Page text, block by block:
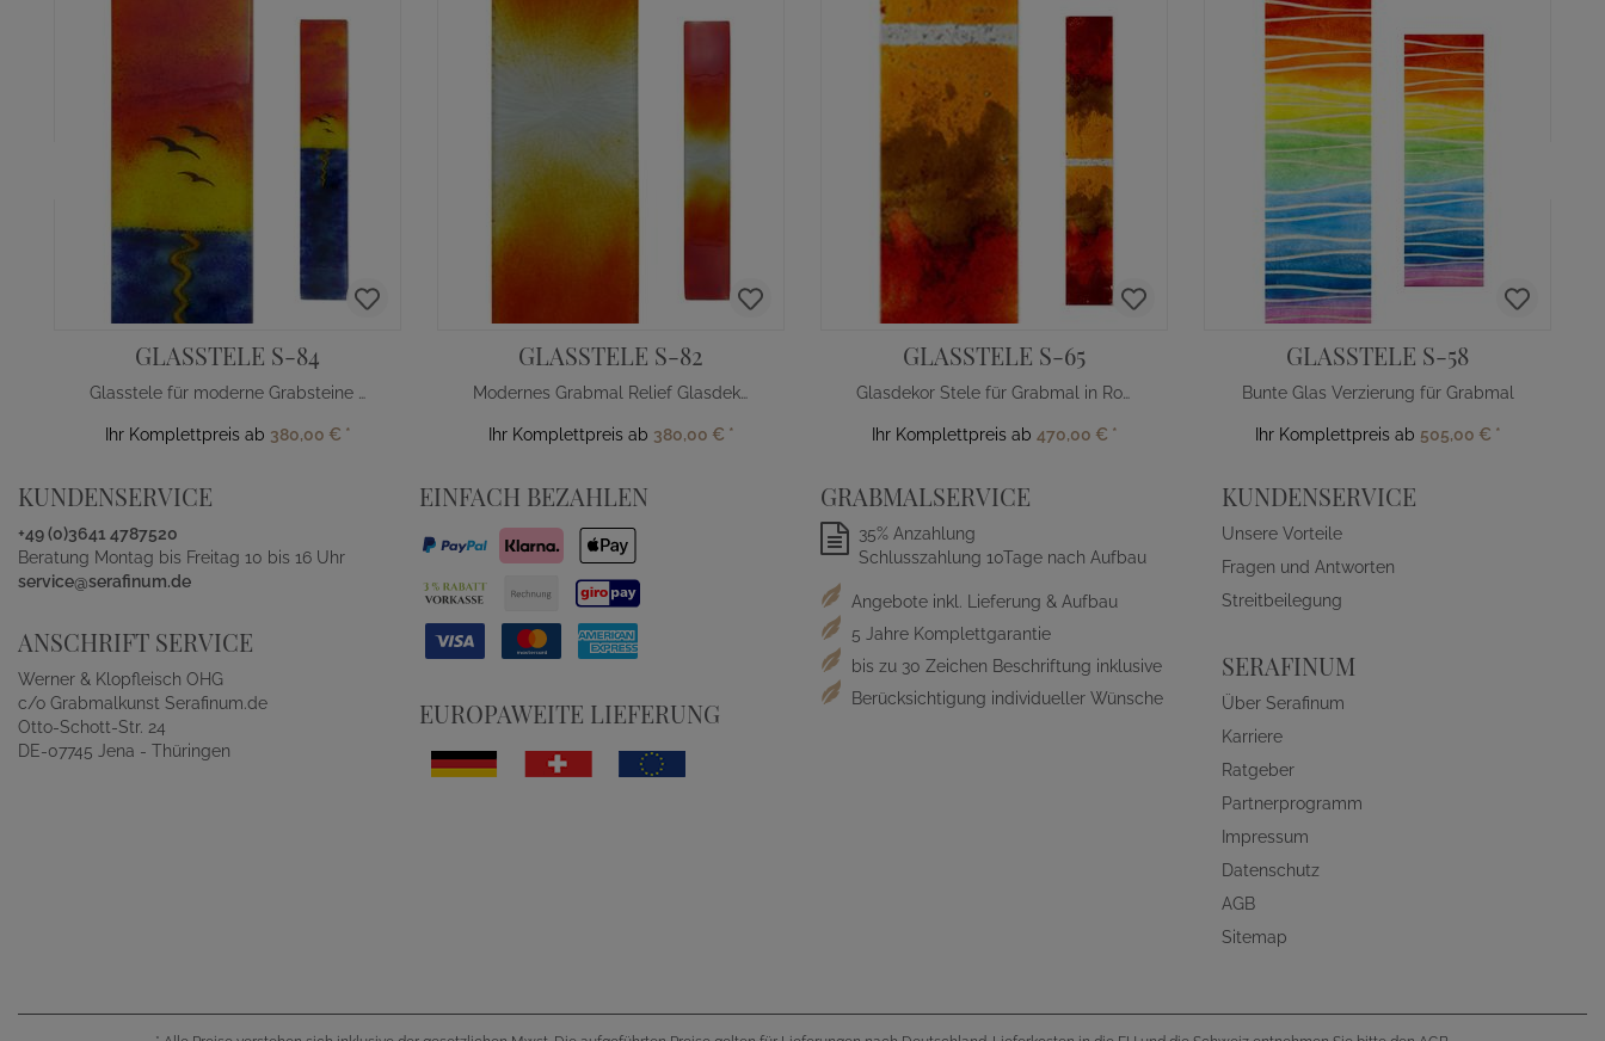
GLASSTELE S-84
Glasstele für moderne Grabsteine Sonnenuntargang
Ihr Komplettpreis ab 380,00 € *
GLASSTELE S-82
Modernes Grabmal Relief Glasdekor Orange-Gelb
Ihr Komplettpreis ab 380,00 € *
GLASSTELE S-65
Glasdekor Stele für Grabmal in Rot-Orange
Ihr Komplettpreis ab 470,00 € *
GLASSTELE S-58
Bunte Glas Verzierung für Grabmal
Ihr Komplettpreis ab 505,00 € *
KUNDENSERVICE
+49 (0)3641 4787520
Beratung Montag bis Freitag 10 bis 16 Uhr
service@serafinum.de
ANSCHRIFT SERVICE
Werner & Klopfleisch OHG
c/o Grabmalkunst Serafinum.de
Otto-Schott-Str. 24
DE-07745 Jena - Thüringen
EINFACH BEZAHLEN
EUROPAWEITE LIEFERUNG
GRABMALSERVICE
35% Anzahlung
Schlusszahlung 10Tage nach Aufbau
Angebote inkl. Lieferung & Aufbau
5 Jahre Komplettgarantie
bis zu 30 Zeichen Beschriftung inklusive
Berücksichtigung individueller Wünsche
KUNDENSERVICE
Unsere Vorteile
Fragen und Antworten
Streitbeilegung
SERAFINUM
Über Serafinum
Karriere
Ratgeber
Partnerprogramm
Impressum
Datenschutz
AGB
Sitemap